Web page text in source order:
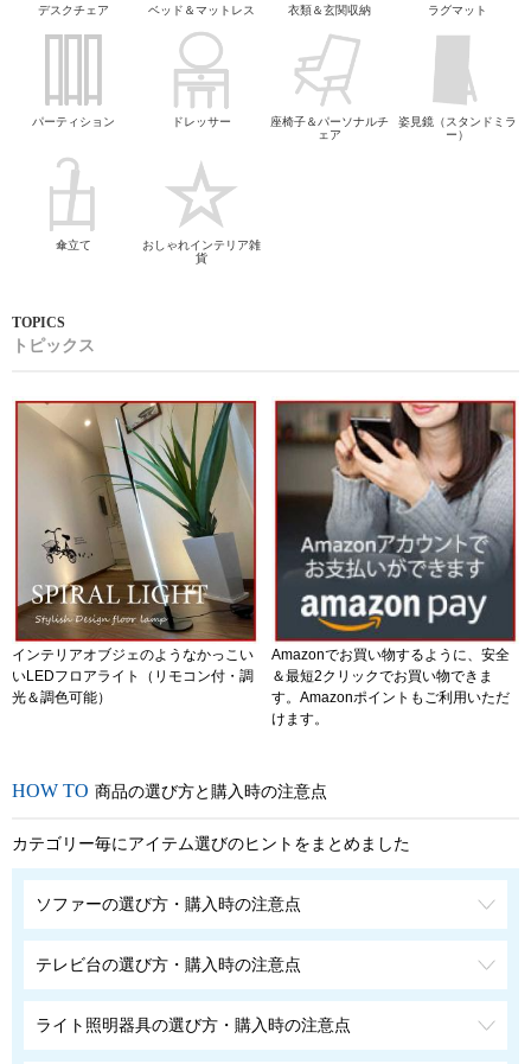
デスクチェア ベッド＆マットレス 衣類＆玄関収納 ラグマット
パーティション ドレッサー
座椅子＆パーソナルチ
ェア
姿見鏡（スタンドミラ
ー）
傘立て
おしゃれインテリア雑
貨
トピックス
インテリアオブジェのようなかっこい
いLEDフロアライト（リモコン付・調
光＆調色可能）
Amazonでお買い物するように、安全
＆最短2クリックでお買い物できま
す。Amazonポイントもご利用いただ
けます。
商品の選び方と購入時の注意点
カテゴリー毎にアイテム選びのヒントをまとめました
ソファーの選び方・購入時の注意点
テレビ台の選び方・購入時の注意点
ライト照明器具の選び方・購入時の注意点